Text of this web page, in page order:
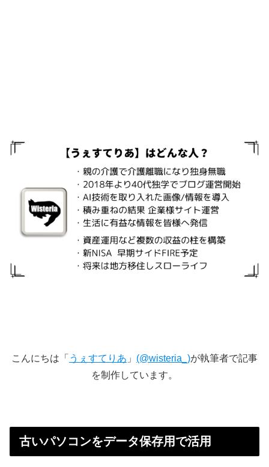
こんにちは「 うぇすてりあ 」 (@wisteria_)が執筆者で記事
を制作しています。
古いパソコンをデータ保存用で活用